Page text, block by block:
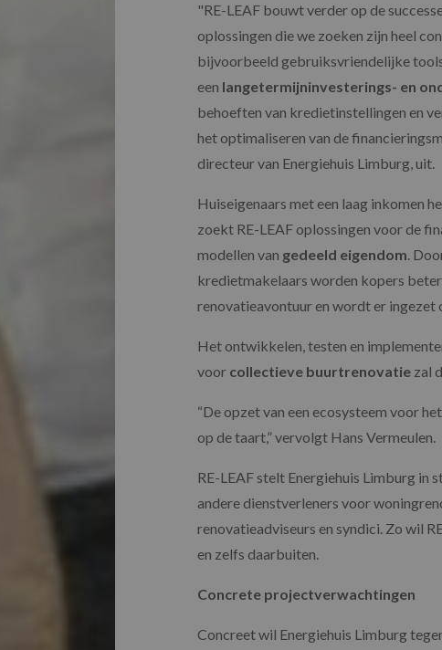
"RE-LEAF bouwt verder op de
oplossingen die we zoeken zijn heel
bijvoorbeeld gebruiksvriendelijke
een langetermijninvesterings- en
behoeften van kredietinstellingen en
het optimaliseren van de
directeur van Energiehuis Limburg, uit.
Huiseigenaars met een laag inkomen
zoekt RE-LEAF oplossingen voor de
modellen van gedeeld eigendom.
kredietmakelaars worden kopers
renovatieavontuur en wordt er ingezet
Het ontwikkelen, testen en
voor collectieve buurtrenovatiezal
“De opzet van een ecosysteem voor
op de taart,” vervolgt Hans Vermeulen.
RE-LEAF stelt Energiehuis Limburg in
andere dienstverleners voor
renovatieadviseurs en syndici. Zo wil
en zelfs daarbuiten.
Concrete projectverwachtingen
Concreet wil Energiehuis Limburg